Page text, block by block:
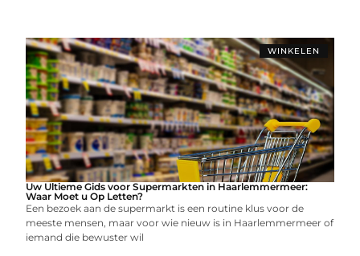
WINKELEN
Uw Ultieme Gids voor Supermarkten in Haarlemmermeer:
Waar Moet u Op Letten?
Een bezoek aan de supermarkt is een routine klus voor de
meeste mensen, maar voor wie nieuw is in Haarlemmermeer of
iemand die bewuster wil